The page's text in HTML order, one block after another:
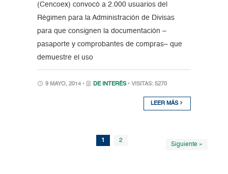
(Cencoex) convocó a 2.000 usuarios del
Régimen para la Administración de Divisas
para que consignen la documentación –
pasaporte y comprobantes de compras– que
demuestre el uso
9 MAYO, 2014 • DE INTERÉS • VISITAS: 5270
LEER MÁS
1 2
Siguiente »